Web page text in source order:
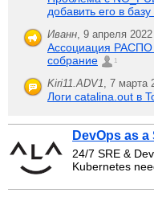
добавить его в
Иванн 9 апреля
Ассоциация РАСПО
собрание
1
Kiri11.ADV1 7 марта
Логи catalina.out в
DevOps as
24/7 SRE &
Kubernetes